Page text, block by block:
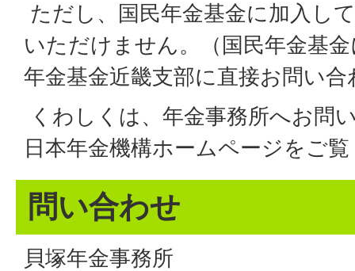
ただし、国民年金基金に加入し
いただけません。（国民年金基
年金基金近畿支部に直接お問い
くわしくは、年金事務所へお問
日本年金機構ホームページをご
問い合わせ
貝塚年金事務所